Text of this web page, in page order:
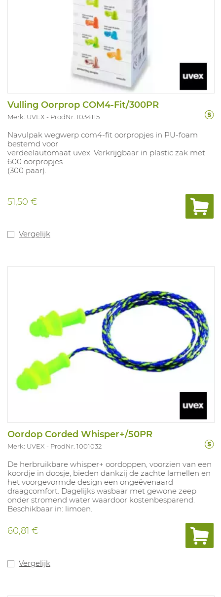
Vulling Oorprop COM4-Fit/300PR
Merk: UVEX ProdNr. 1034115
Navulpak wegwerp com4-fit oorpropjes in PU-foam
bestemd voor
verdeelautomaat uvex. Verkrijgbaar in plastic zak met
600 oorpropjes
(300 paar).
51,50 €
Vergelijk
Oordop Corded Whisper+/50PR
Merk: UVEX ProdNr. 1001032
De herbruikbare whisper+ oordoppen, voorzien van een
koordje in doosje, bieden dankzij de zachte lamellen en
het voorgevormde design een ongeëvenaard
draagcomfort. Dagelijks wasbaar met gewone zeep
onder stromend water waardoor kostenbesparend.
Beschikbaar in: limoen.
60,81 €
Vergelijk